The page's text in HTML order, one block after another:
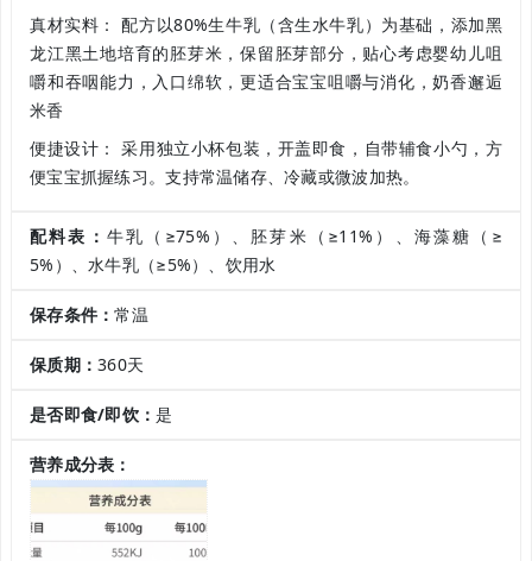
真材实料： 配方以80%生牛乳（含生水牛乳）为基础，添加黑
龙江黑土地培育的胚芽米，保留胚芽部分，贴心考虑婴幼儿咀
嚼和吞咽能力，入口绵软，更适合宝宝咀嚼与消化，奶香邂逅
米香
便捷设计： 采用独立小杯包装，开盖即食，自带辅食小勺，方
便宝宝抓握练习。支持常温储存、冷藏或微波加热。
配料表： 牛乳（≥75%）、胚芽米（≥11%）、海藻糖（≥
5%）、水牛乳（≥5%）、饮用水
保存条件：常温
保质期：360天
是否即食/即饮：是
营养成分表：